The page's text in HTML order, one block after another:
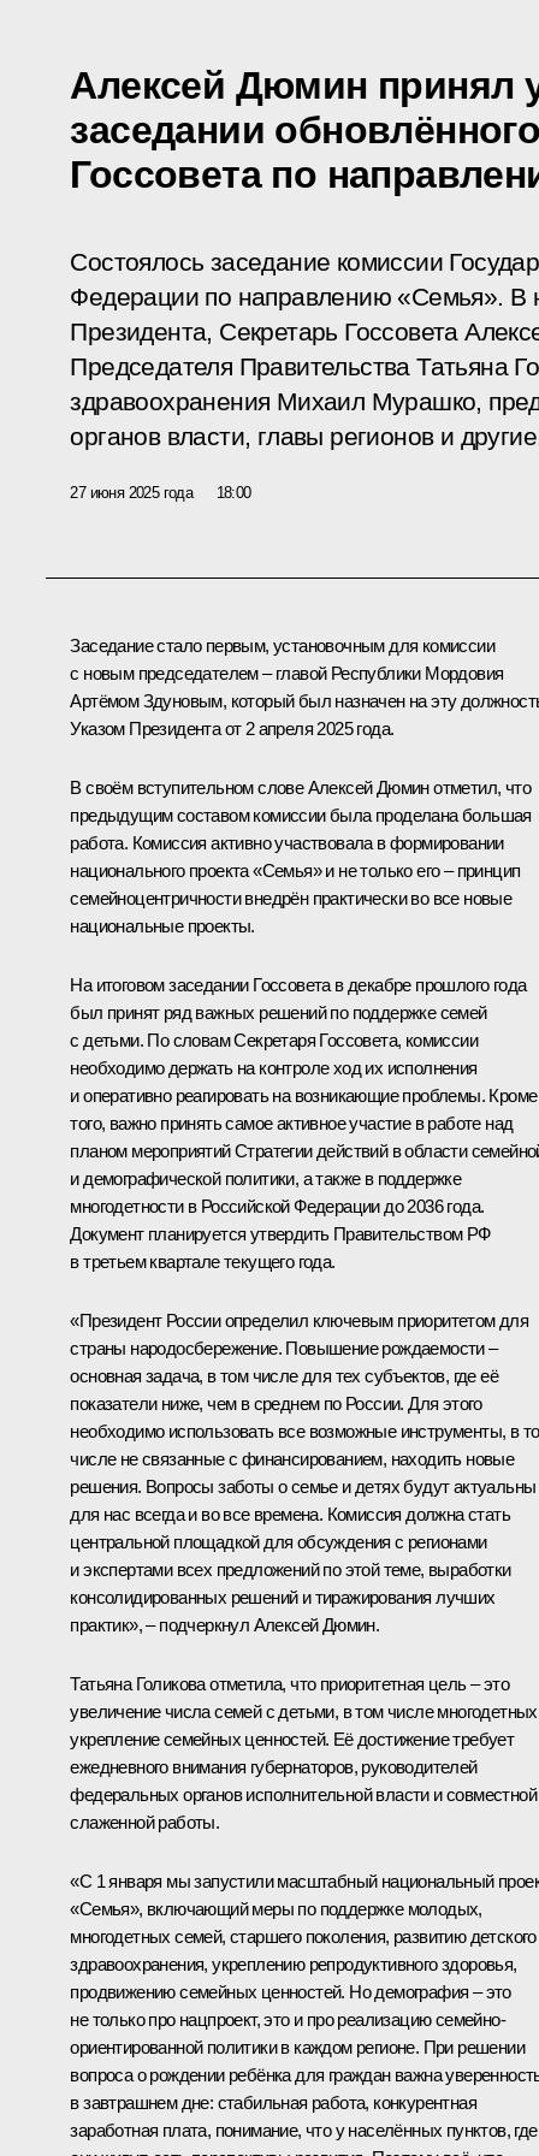
Алексей Дюмин принял
заседании
Госсовета по
Состоялось заседание комиссии
Федерации по направлению «Семья». В
Президента, Секретарь Госсовета
Председателя Правительства Татьяна
здравоохранения Михаил Мурашко,
органов власти, главы регионов и
27 июня 2025 года 18:00
Заседание стало первым, установочным для комиссии
с новым председателем – главой Республики Мордовия
Артёмом Здуновым, который был назначен на эту
УказомПрезидента от 2 апреля 2025 года.
В своём вступительном словеАлексей Дюминотметил, что
предыдущим составом комиссии была проделана большая
работа. Комиссия активно участвовала в формировании
национального проекта «Семья» и не только его – принцип
семейноцентричности внедрён практически во все новые
национальные проекты.
На итоговом заседанииГоссовета в декабре прошлого года
был принят ряд важных решений по поддержке семей
с детьми. По словам Секретаря Госсовета, комиссии
необходимо держать на контроле ход их исполнения
и оперативно реагировать на возникающие проблемы. Кроме
того, важно принять самое активное участие в работе над
планом мероприятий Стратегии действий в области
и демографической политики, а также в поддержке
многодетности в Российской Федерации до 2036 года.
Документ планируется утвердить Правительством РФ
в третьем квартале текущего года.
«Президент России определил ключевым приоритетом для
страны народосбережение. Повышение рождаемости –
основная задача, в том числе для тех субъектов, где её
показатели ниже, чем в среднем по России. Для этого
необходимо использовать все возможные инструменты, в
числе не связанные с финансированием, находить новые
решения. Вопросы заботы о семье и детях будут актуальны
для нас всегда и во все времена. Комиссия должна стать
центральной площадкой для обсуждения с регионами
и экспертами всех предложений по этой теме, выработки
консолидированных решений и тиражирования лучших
практик», – подчеркнул Алексей Дюмин.
Татьяна Голиковаотметила, что приоритетная цель – это
увеличение числа семей с детьми, в том числе
укрепление семейных ценностей. Её достижение требует
ежедневного внимания губернаторов, руководителей
федеральных органов исполнительной власти и совместной
слаженной работы.
«С 1 января мы запустили масштабный национальный
«Семья», включающий меры по поддержке молодых,
многодетных семей, старшего поколения, развитию детского
здравоохранения, укреплению репродуктивного здоровья,
продвижению семейных ценностей. Но демография – это
не только про нацпроект, это и про реализацию семейно­
ориентированной политики в каждом регионе. При решении
вопроса о рождении ребёнка для граждан важна
в завтрашнем дне: стабильная работа, конкурентная
заработная плата, понимание, что у населённых пунктов, где